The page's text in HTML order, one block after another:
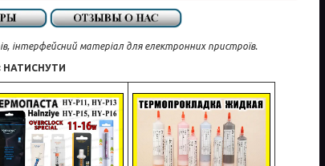
інтерфейсний матеріал для електронних пристроїв.
НАТИСНУТИ